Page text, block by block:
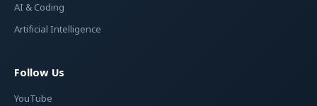
AI & Coding
Artificial Intelligence
Follow Us
YouTube